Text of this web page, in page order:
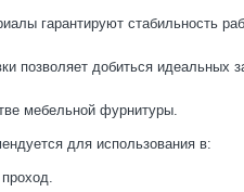
гарантируют стабильность
позволяет добиться идеальных
мебельной фурнитуры.
для использования в: